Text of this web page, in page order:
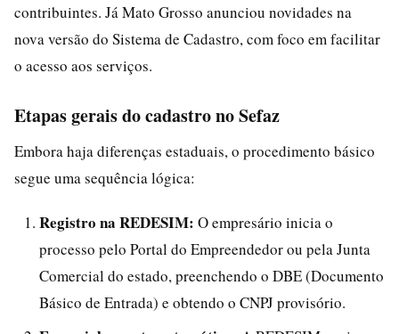
contribuintes. Já Mato Grosso anunciou novidades na
nova versão do Sistema de Cadastro, com foco em facilitar
o acesso aos serviços.
Etapas gerais do cadastro no Sefaz
Embora haja diferenças estaduais, o procedimento básico
segue uma sequência lógica:
Registro na REDESIM: O empresário inicia o
processo pelo Portal do Empreendedor ou pela Junta
Comercial do estado, preenchendo o DBE (Documento
Básico de Entrada) e obtendo o CNPJ provisório.